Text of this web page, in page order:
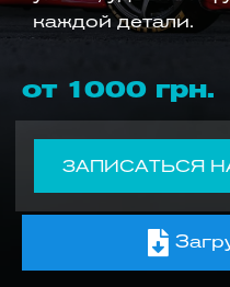
каждой детали.
от 1000 грн.
ЗАПИСАТЬСЯ